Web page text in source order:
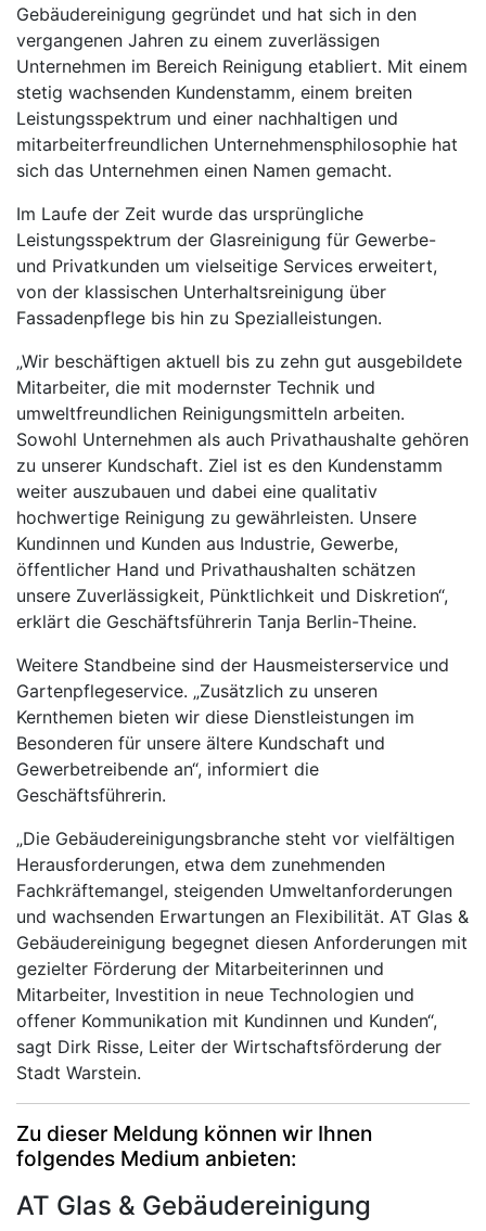
Gebäudereinigung gegründet und hat sich in den
vergangenen Jahren zu einem zuverlässigen
Unternehmen im Bereich Reinigung etabliert. Mit einem
stetig wachsenden Kundenstamm, einem breiten
Leistungsspektrum und einer nachhaltigen und
mitarbeiterfreundlichen Unternehmensphilosophie hat
sich das Unternehmen einen Namen gemacht.
Im Laufe der Zeit wurde das ursprüngliche
Leistungsspektrum der Glasreinigung für Gewerbe-
und Privatkunden um vielseitige Services erweitert,
von der klassischen Unterhaltsreinigung über
Fassadenpflege bis hin zu Spezialleistungen.
„Wir beschäftigen aktuell bis zu zehn gut ausgebildete
Mitarbeiter, die mit modernster Technik und
umweltfreundlichen Reinigungsmitteln arbeiten.
Sowohl Unternehmen als auch Privathaushalte gehören
zu unserer Kundschaft. Ziel ist es den Kundenstamm
weiter auszubauen und dabei eine qualitativ
hochwertige Reinigung zu gewährleisten. Unsere
Kundinnen und Kunden aus Industrie, Gewerbe,
öffentlicher Hand und Privathaushalten schätzen
unsere Zuverlässigkeit, Pünktlichkeit und Diskretion“,
erklärt die Geschäftsführerin Tanja Berlin-Theine.
Weitere Standbeine sind der Hausmeisterservice und
Gartenpflegeservice. „Zusätzlich zu unseren
Kernthemen bieten wir diese Dienstleistungen im
Besonderen für unsere ältere Kundschaft und
Gewerbetreibende an“, informiert die
Geschäftsführerin.
„Die Gebäudereinigungsbranche steht vor vielfältigen
Herausforderungen, etwa dem zunehmenden
Fachkräftemangel, steigenden Umweltanforderungen
und wachsenden Erwartungen an Flexibilität. AT Glas &
Gebäudereinigung begegnet diesen Anforderungen mit
gezielter Förderung der Mitarbeiterinnen und
Mitarbeiter, Investition in neue Technologien und
offener Kommunikation mit Kundinnen und Kunden“,
sagt Dirk Risse, Leiter der Wirtschaftsförderung der
Stadt Warstein.
Zu dieser Meldung können wir Ihnen
folgendes Medium anbieten:
AT Glas & Gebäudereinigung